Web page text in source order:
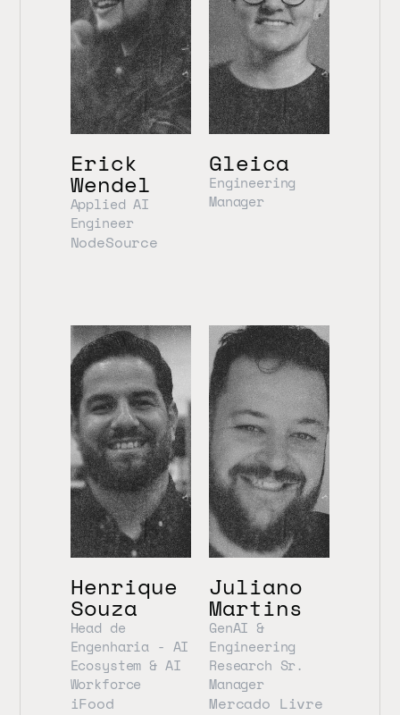
Erick
Wendel
Applied AI
Engineer
NodeSource
Gleica
Engineering
Manager
Henrique
Souza
Head de
Engenharia - AI
Ecosystem & AI
Workforce
iFood
Juliano
Martins
GenAI &
Engineering
Research Sr.
Manager
Mercado Livre